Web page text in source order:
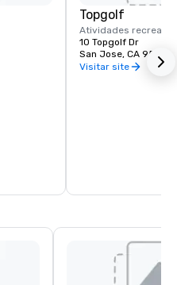
Topgolf
Atividades
10 Topgolf Dr
San Jose, CA 95002
Visitar site